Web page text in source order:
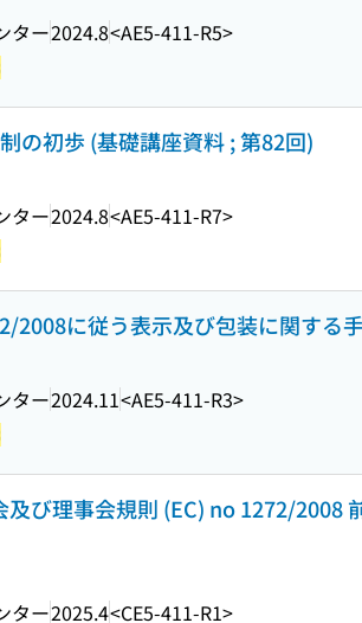
ター2024.8<AE5-411-R5>
の初歩 (基礎講座資料 ; 第82回)
ター2024.8<AE5-411-R7>
2008に従う表示及び包装に関する
ター2024.11<AE5-411-R3>
及び理事会規則 (EC) no 1272/2008
ター2025.4<CE5-411-R1>